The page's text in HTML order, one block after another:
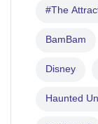
#The
BamBam
Disney
Haunted